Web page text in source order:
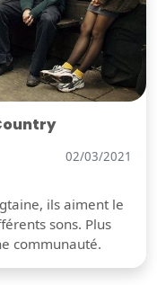
02/03/2021
ils aiment le
sons. Plus
communauté.